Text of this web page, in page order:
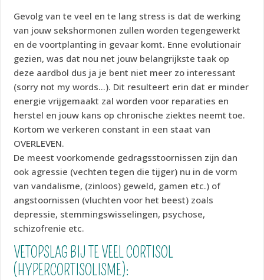
Gevolg van te veel en te lang stress is dat de werking
van jouw sekshormonen zullen worden tegengewerkt
en de voortplanting in gevaar komt. Enne evolutionair
gezien, was dat nou net jouw belangrijkste taak op
deze aardbol dus ja je bent niet meer zo interessant
(sorry not my words…). Dit resulteert erin dat er minder
energie vrijgemaakt zal worden voor reparaties en
herstel en jouw kans op chronische ziektes neemt toe.
Kortom we verkeren constant in een staat van
OVERLEVEN.
De meest voorkomende gedragsstoornissen zijn dan
ook agressie (vechten tegen die tijger) nu in de vorm
van vandalisme, (zinloos) geweld, gamen etc.) of
angstoornissen (vluchten voor het beest) zoals
depressie, stemmingswisselingen, psychose,
schizofrenie etc.
VETOPSLAG BIJ TE VEEL CORTISOL
(HYPERCORTISOLISME):